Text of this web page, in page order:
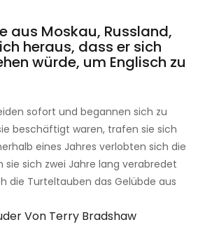
aus Moskau, Russland,
heraus, dass er sich
würde, um Englisch zu
sofort und begannen sich zu
beschäftigt waren, trafen sie sich
eines Jahres verlobten sich die
sie sich zwei Jahre lang verabredet
die Turteltauben das Gelübde aus
Von Terry Bradshaw